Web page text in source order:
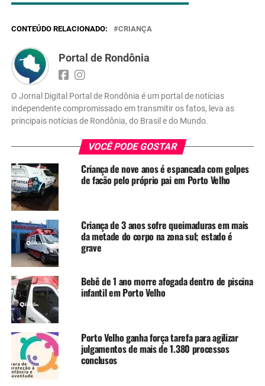
CONTEÚDO RELACIONADO: CRIANÇA
Portal de Rondônia
O Jornal Digital Portal de Rondônia é um portal de notícias
independente compromissado em transmitir os fatos, leva as
principais notícias de Rondônia, do Brasil e do Mundo.
VOCÊ PODE GOSTAR
Criança de nove anos é espancada com golpes
de facão pelo próprio pai em Porto Velho
Criança de 3 anos sofre queimaduras em mais
da metade do corpo na zona sul; estado é
grave
Bebê de 1 ano morre afogada dentro de piscina
infantil em Porto Velho
Porto Velho ganha força tarefa para agilizar
julgamentos de mais de 1.380 processos
conclusos